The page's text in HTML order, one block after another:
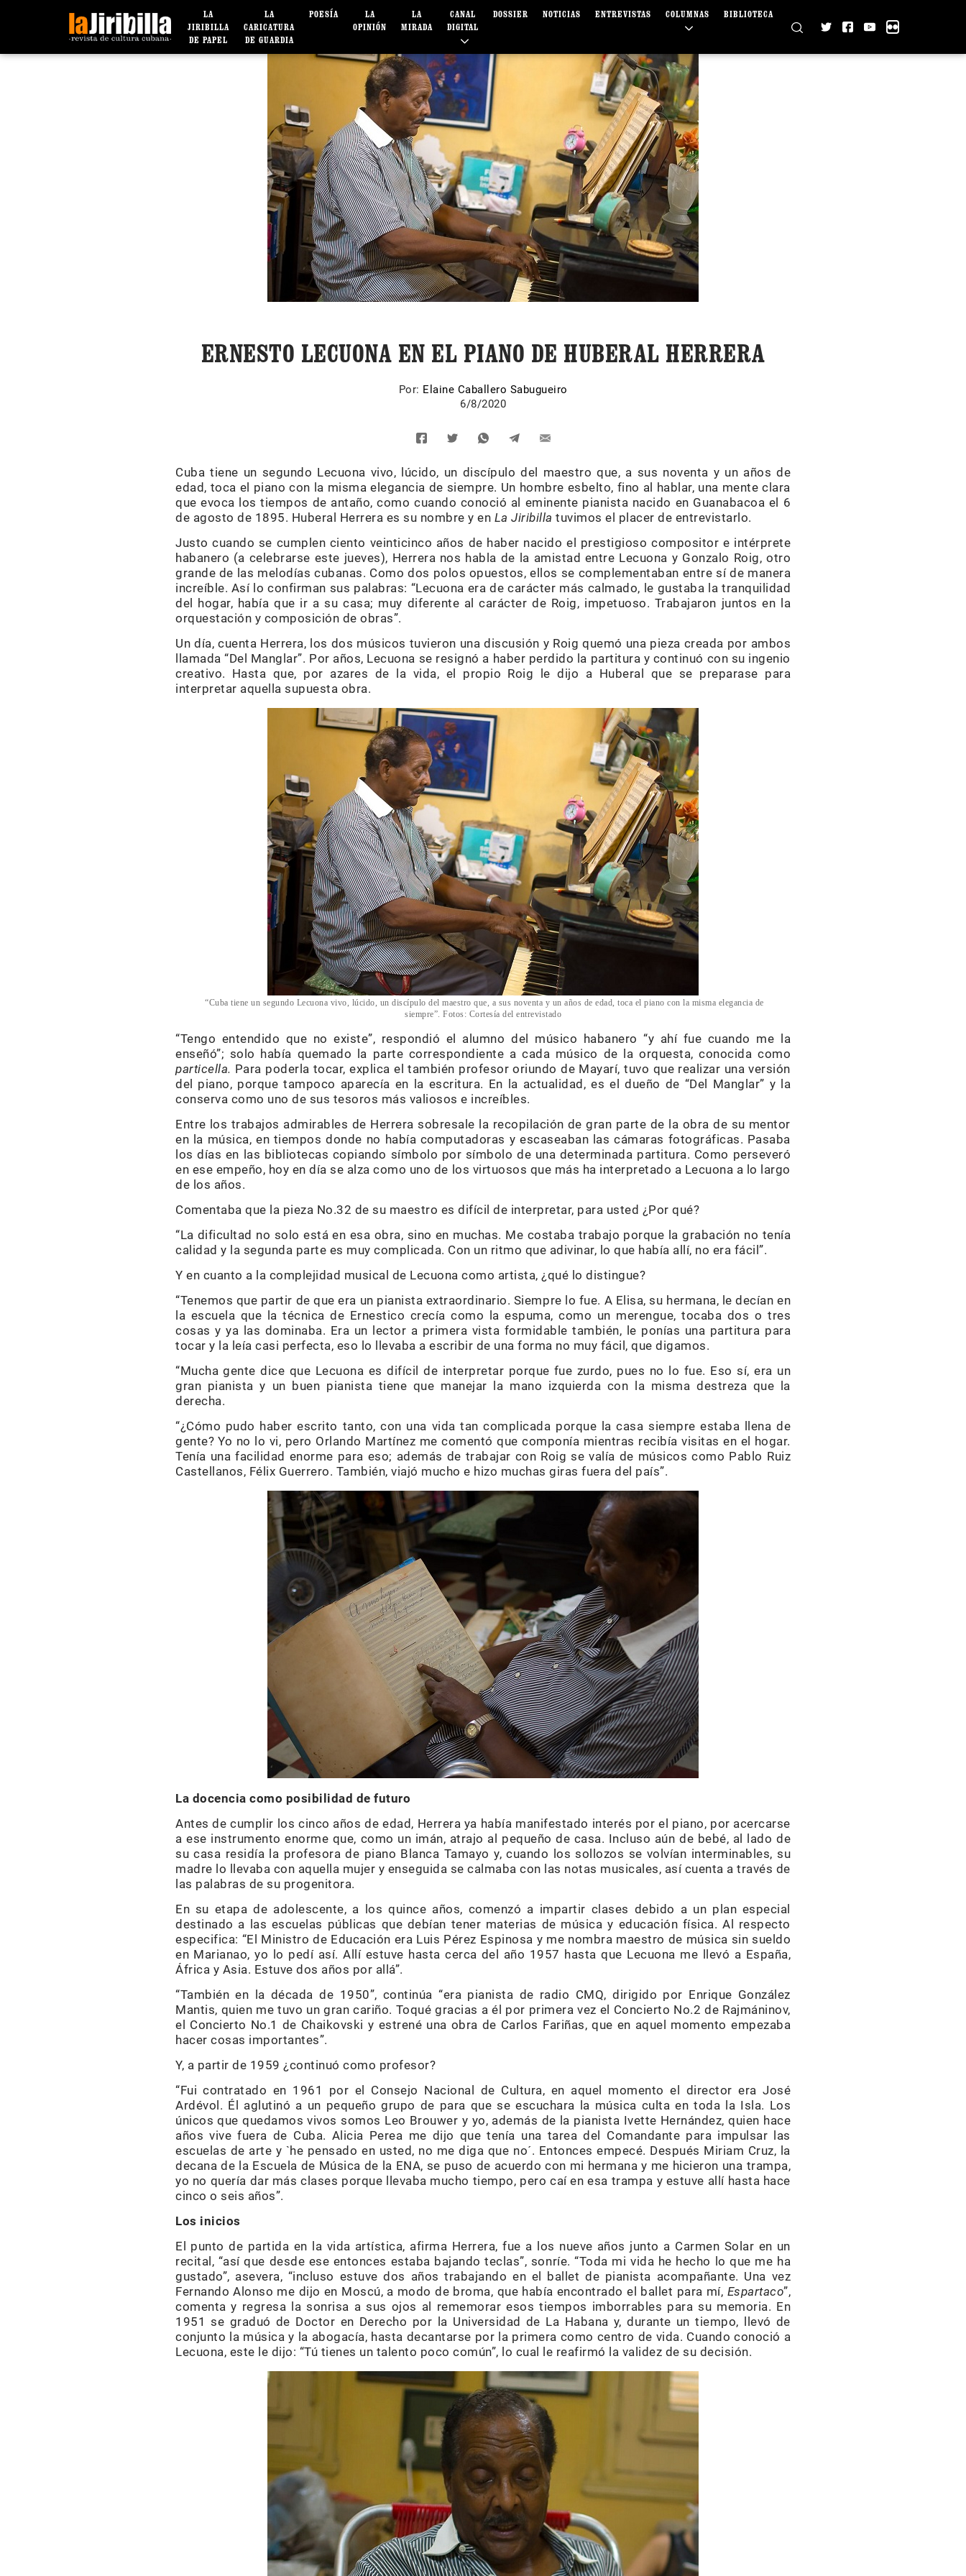
LA
JIRIBILLA
DE PAPEL
LA
CARICATURA
DE GUARDIA
POESÍA
LA
OPINIÓN
LA
MIRADA
CANAL
DIGITAL
DOSSIER NOTICIAS ENTREVISTAS COLUMNAS BIBLIOTECA
ERNESTO LECUONA EN EL PIANO DE HUBERAL HERRERA
Por: Elaine Caballero Sabugueiro
6/8/2020
Cuba tiene un segundo Lecuona vivo, lúcido, un discípulo del maestro que, a sus noventa y un años de
edad, toca el piano con la misma elegancia de siempre. Un hombre esbelto, fino al hablar, una mente clara
que evoca los tiempos de antaño, como cuando conoció al eminente pianista nacido en Guanabacoa el 6
de agosto de 1895. Huberal Herrera es su nombre y en La Jiribilla tuvimos el placer de entrevistarlo.
Justo cuando se cumplen ciento veinticinco años de haber nacido el prestigioso compositor e intérprete
habanero (a celebrarse este jueves), Herrera nos habla de la amistad entre Lecuona y Gonzalo Roig, otro
grande de las melodías cubanas. Como dos polos opuestos, ellos se complementaban entre sí de manera
increíble. Así lo confirman sus palabras: “Lecuona era de carácter más calmado, le gustaba la tranquilidad
del hogar, había que ir a su casa; muy diferente al carácter de Roig, impetuoso. Trabajaron juntos en la
orquestación y composición de obras”.
Un día, cuenta Herrera, los dos músicos tuvieron una discusión y Roig quemó una pieza creada por ambos
llamada “Del Manglar”. Por años, Lecuona se resignó a haber perdido la partitura y continuó con su ingenio
creativo. Hasta que, por azares de la vida, el propio Roig le dijo a Huberal que se preparase para
interpretar aquella supuesta obra.
“Cuba tiene un segundo Lecuona vivo, lúcido, un discípulo del maestro que, a sus noventa y un años de edad, toca el piano con la misma elegancia de
siempre”. Fotos: Cortesía del entrevistado
“Tengo entendido que no existe”, respondió el alumno del músico habanero “y ahí fue cuando me la
enseñó”; solo había quemado la parte correspondiente a cada músico de la orquesta, conocida como
particella. Para poderla tocar, explica el también profesor oriundo de Mayarí, tuvo que realizar una versión
del piano, porque tampoco aparecía en la escritura. En la actualidad, es el dueño de “Del Manglar” y la
conserva como uno de sus tesoros más valiosos e increíbles.
Entre los trabajos admirables de Herrera sobresale la recopilación de gran parte de la obra de su mentor
en la música, en tiempos donde no había computadoras y escaseaban las cámaras fotográficas. Pasaba
los días en las bibliotecas copiando símbolo por símbolo de una determinada partitura. Como perseveró
en ese empeño, hoy en día se alza como uno de los virtuosos que más ha interpretado a Lecuona a lo largo
de los años.
Comentaba que la pieza No.32 de su maestro es difícil de interpretar, para usted ¿Por qué?
“La dificultad no solo está en esa obra, sino en muchas. Me costaba trabajo porque la grabación no tenía
calidad y la segunda parte es muy complicada. Con un ritmo que adivinar, lo que había allí, no era fácil”.
Y en cuanto a la complejidad musical de Lecuona como artista, ¿qué lo distingue?
“Tenemos que partir de que era un pianista extraordinario. Siempre lo fue. A Elisa, su hermana, le decían en
la escuela que la técnica de Ernestico crecía como la espuma, como un merengue, tocaba dos o tres
cosas y ya las dominaba. Era un lector a primera vista formidable también, le ponías una partitura para
tocar y la leía casi perfecta, eso lo llevaba a escribir de una forma no muy fácil, que digamos.
“Mucha gente dice que Lecuona es difícil de interpretar porque fue zurdo, pues no lo fue. Eso sí, era un
gran pianista y un buen pianista tiene que manejar la mano izquierda con la misma destreza que la
derecha.
“¿Cómo pudo haber escrito tanto, con una vida tan complicada porque la casa siempre estaba llena de
gente? Yo no lo vi, pero Orlando Martínez me comentó que componía mientras recibía visitas en el hogar.
Tenía una facilidad enorme para eso; además de trabajar con Roig se valía de músicos como Pablo Ruiz
Castellanos, Félix Guerrero. También, viajó mucho e hizo muchas giras fuera del país”.
La docencia como posibilidad de futuro
Antes de cumplir los cinco años de edad, Herrera ya había manifestado interés por el piano, por acercarse
a ese instrumento enorme que, como un imán, atrajo al pequeño de casa. Incluso aún de bebé, al lado de
su casa residía la profesora de piano Blanca Tamayo y, cuando los sollozos se volvían interminables, su
madre lo llevaba con aquella mujer y enseguida se calmaba con las notas musicales, así cuenta a través de
las palabras de su progenitora.
En su etapa de adolescente, a los quince años, comenzó a impartir clases debido a un plan especial
destinado a las escuelas públicas que debían tener materias de música y educación física. Al respecto
especifica: “El Ministro de Educación era Luis Pérez Espinosa y me nombra maestro de música sin sueldo
en Marianao, yo lo pedí así. Allí estuve hasta cerca del año 1957 hasta que Lecuona me llevó a España,
África y Asia. Estuve dos años por allá”.
“También en la década de 1950”, continúa “era pianista de radio CMQ, dirigido por Enrique González
Mantis, quien me tuvo un gran cariño. Toqué gracias a él por primera vez el Concierto No.2 de Rajmáninov,
el Concierto No.1 de Chaikovski y estrené una obra de Carlos Fariñas, que en aquel momento empezaba
hacer cosas importantes”.
Y, a partir de 1959 ¿continuó como profesor?
“Fui contratado en 1961 por el Consejo Nacional de Cultura, en aquel momento el director era José
Ardévol. Él aglutinó a un pequeño grupo de para que se escuchara la música culta en toda la Isla. Los
únicos que quedamos vivos somos Leo Brouwer y yo, además de la pianista Ivette Hernández, quien hace
años vive fuera de Cuba. Alicia Perea me dijo que tenía una tarea del Comandante para impulsar las
escuelas de arte y `he pensado en usted, no me diga que no´. Entonces empecé. Después Miriam Cruz, la
decana de la Escuela de Música de la ENA, se puso de acuerdo con mi hermana y me hicieron una trampa,
yo no quería dar más clases porque llevaba mucho tiempo, pero caí en esa trampa y estuve allí hasta hace
cinco o seis años”.
Los inicios
El punto de partida en la vida artística, afirma Herrera, fue a los nueve años junto a Carmen Solar en un
recital, “así que desde ese entonces estaba bajando teclas”, sonríe. “Toda mi vida he hecho lo que me ha
gustado”, asevera, “incluso estuve dos años trabajando en el ballet de pianista acompañante. Una vez
Fernando Alonso me dijo en Moscú, a modo de broma, que había encontrado el ballet para mí, Espartaco”,
comenta y regresa la sonrisa a sus ojos al rememorar esos tiempos imborrables para su memoria. En
1951 se graduó de Doctor en Derecho por la Universidad de La Habana y, durante un tiempo, llevó de
conjunto la música y la abogacía, hasta decantarse por la primera como centro de vida. Cuando conoció a
Lecuona, este le dijo: “Tú tienes un talento poco común”, lo cual le reafirmó la validez de su decisión.